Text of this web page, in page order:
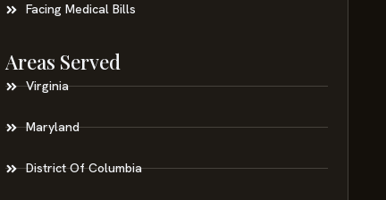
Facing Medical Bills
Areas Served
Virginia
Maryland
District Of Columbia